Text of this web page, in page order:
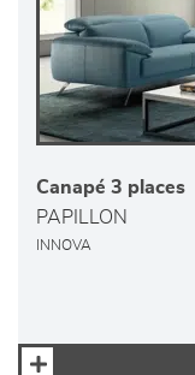
Canapé 3 places
PAPILLON
INNOVA